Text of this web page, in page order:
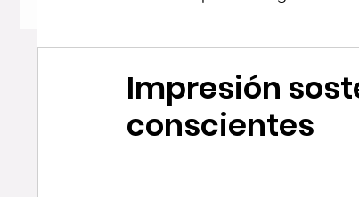
radar Basac
Impresión
conscientes